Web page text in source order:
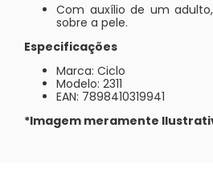
Com auxílio de um
sobre a pele.
Especificações
Marca: Ciclo
Modelo: 2311
EAN: 7898410319941
*Imagem meramente